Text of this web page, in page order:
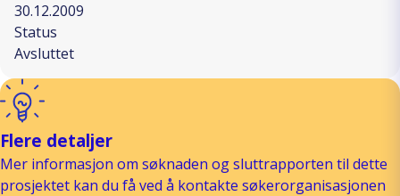
30.12.2009
Status
Avsluttet
Flere detaljer
Mer informasjon om søknaden og sluttrapporten til dette
prosjektet kan du få ved å kontakte søkerorganisasjonen